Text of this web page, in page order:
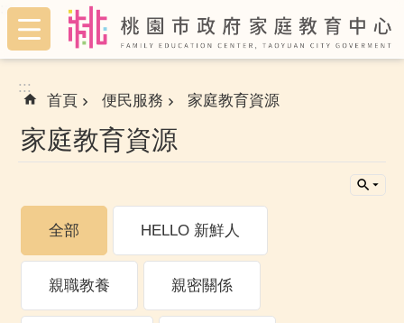
跳到主要內容區塊
:::
:::
首頁 便民服務 家庭教育資源
家庭教育資源
全部 HELLO 新鮮人
親職教養 親密關係